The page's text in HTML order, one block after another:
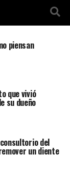
piensan
que vivió
su dueño
del
un diente